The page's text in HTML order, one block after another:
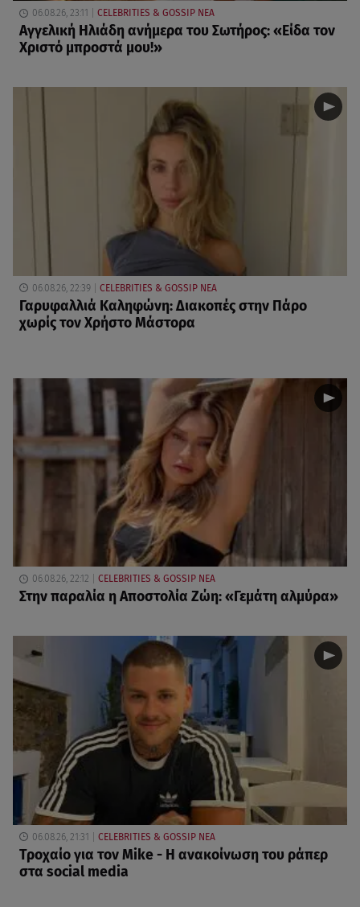
06.08.26, 23:11 CELEBRITIES & GOSSIP ΝΕΑ
Αγγελική Ηλιάδη ανήμερα του Σωτήρος: «Είδα τον
Χριστό μπροστά μου!»
06.08.26, 22:39 CELEBRITIES & GOSSIP ΝΕΑ
Γαρυφαλλιά Καληφώνη: Διακοπές στην Πάρο
χωρίς τον Χρήστο Μάστορα
06.08.26, 22:12 CELEBRITIES & GOSSIP ΝΕΑ
Στην παραλία η Αποστολία Ζώη: «Γεμάτη αλμύρα»
06.08.26, 21:31 CELEBRITIES & GOSSIP ΝΕΑ
Τροχαίο για τον Mike - Η ανακοίνωση του ράπερ
στα social media